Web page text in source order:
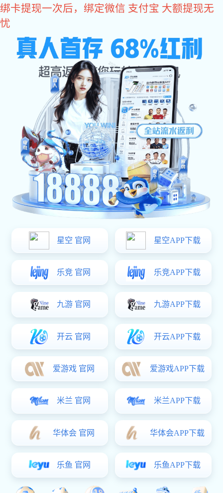
超凡国际
动态资讯 媒体资讯 行业资讯
创新铸魂，品质立标！帝朗荣获 “2025 年度原创设计
金奖”
日，由中国建材市场协会指导、卫浴超凡国际 主办的
世界卫浴大会在佛山盛大举办。大会同期，被业界誉为行业
中国家居力量榜
重磅揭晓，帝朗卫浴凭借硬核实力斩
计力驱动卫浴行业高质量发展的最佳诠释。在全球卫浴产业竞争日趋
激烈的背景下，帝朗以敢于突破的创新力、坚持原创的设计力与始终
如一的高